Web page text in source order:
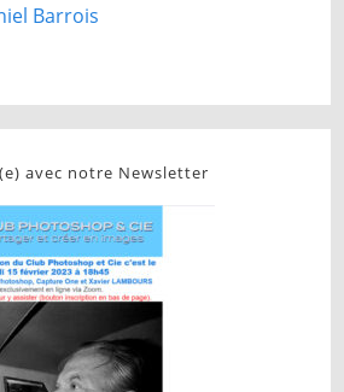
Barrois
avec notre Newsletter